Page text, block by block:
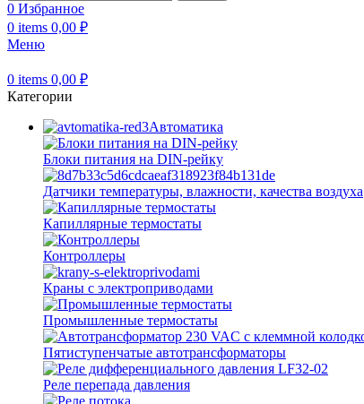
0 Избранное
0 items 0,00 ₽
Меню
0 items 0,00 ₽
Категории
Автоматика
Блоки питания на DIN-рейку
Датчики температуры, влажности, качества воздуха
Капиллярные термостаты
Контроллеры
Краны с электроприводами
Промышленные термостаты
Пятиступенчатые автотрансформаторы
Реле перепада давления